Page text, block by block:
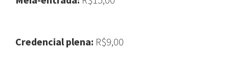
Credencial plena: R$9,00